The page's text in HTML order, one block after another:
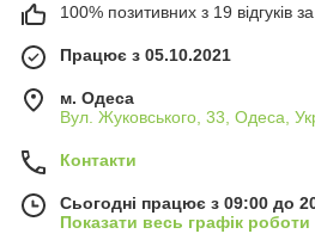
100% позитивних з 19 відгуків за
Працює з 05.10.2021
м. Одеса
Вул. Жуковського, 33, Одеса,
Контакти
Сьогодні працює з 09:00 до
Показати весь графік роботи